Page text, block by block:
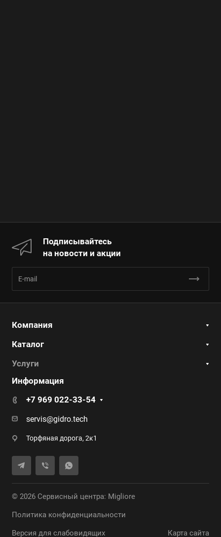
Подписывайтесь
на новости и акции
Компания
Каталог
Услуги
Информация
+7 969 022-33-54
servis@gidro.tech
Торфяная дорога, 2к1
© 2026 Сервисный центра: Migliore
Политика конфиденциальности
Версия для слабовидящих Карта сайта